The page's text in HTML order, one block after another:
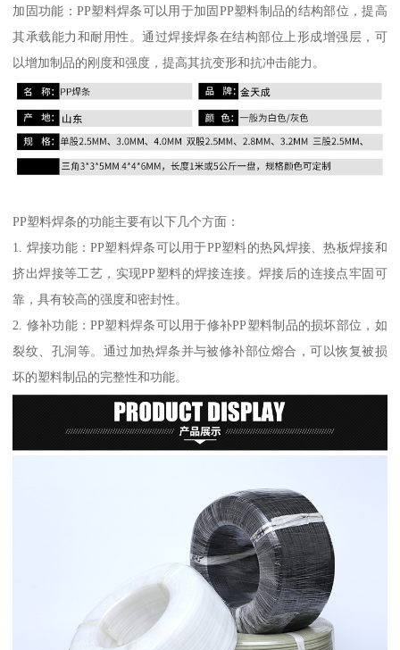
加固功能：PP塑料焊条可以用于加固PP塑料制品的结构部位，提高
其承载能力和耐用性。通过焊接焊条在结构部位上形成增强层，可
以增加制品的刚度和强度，提高其抗变形和抗冲击能力。
PP塑料焊条的功能主要有以下几个方面：
1. 焊接功能：PP塑料焊条可以用于PP塑料的热风焊接、热板焊接和
挤出焊接等工艺，实现PP塑料的焊接连接。焊接后的连接点牢固可
靠，具有较高的强度和密封性。
2. 修补功能：PP塑料焊条可以用于修补PP塑料制品的损坏部位，如
裂纹、孔洞等。通过加热焊条并与被修补部位熔合，可以恢复被损
坏的塑料制品的完整性和功能。